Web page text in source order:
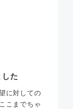
た
に対しての
こまでちゃ